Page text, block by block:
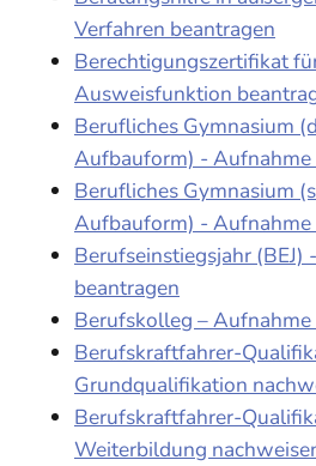
Verfahren beantragen
Berechtigungszertifikat
Ausweisfunktion
Berufliches Gymnasium
Aufbauform) - Aufnahme
Berufliches Gymnasium
Aufbauform) - Aufnahme
Berufseinstiegsjahr (BEJ)
beantragen
Berufskolleg –
Berufskraftfahrer-
Grundqualifikation
Berufskraftfahrer-
Weiterbildung